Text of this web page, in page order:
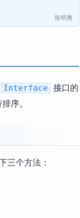
陈明勇
Interface
接口的
序。
三个方法：